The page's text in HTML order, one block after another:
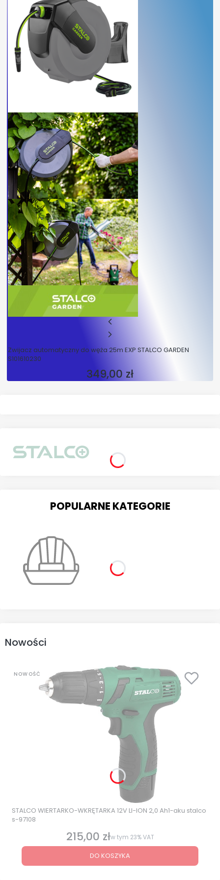
Zwijacz automatyczny do węża 25m EXP STALCO GARDEN
S101610230
Cena
349,00 zł
POPULARNE KATEGORIE
Nowości
NOWOŚĆ
STALCO WIERTARKO-WKRĘTARKA 12V LI-ION 2,0 Ah1-aku stalco
s-97108
Cena brutto
215,00 złw tym 23%VAT
DO KOSZYKA